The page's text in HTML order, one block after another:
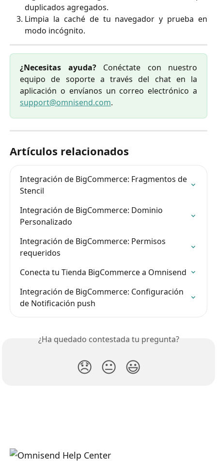
duplicados agregados.
Limpia la caché de tu navegador y prueba en
modo incógnito.
¿Necesitas ayuda?Conéctate con nuestro
equipo de soporte a través del chat en la
aplicación o envíanos un correo electrónico a
support@omnisend.com.
Artículos relacionados
Integración de BigCommerce: Fragmentos de
Stencil
Integración de BigCommerce: Dominio
Personalizado
Integración de BigCommerce: Permisos
requeridos
Conecta tu Tienda BigCommerce a Omnisend
Integración de BigCommerce: Configuración
de Notificación push
¿Ha quedado contestada tu pregunta?
😞 😐 😃